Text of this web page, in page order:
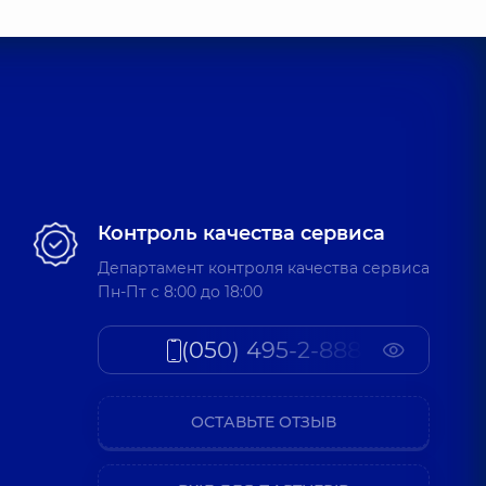
Контроль качества сервиса
Департамент контроля качества сервиса
Пн-Пт c 8:00 до 18:00
(050) 495-2-888
ОСТАВЬТЕ ОТЗЫВ